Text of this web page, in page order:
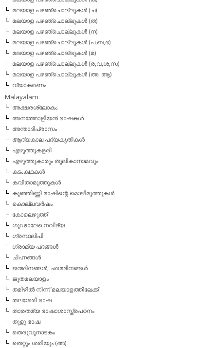
മലയാള പഴഞ്ചൊല്ലുകള്‍ (ച)
മലയാള പഴഞ്ചൊല്ലുകള്‍ (ത)
മലയാള പഴഞ്ചൊല്ലുകള്‍ (ന)
മലയാള പഴഞ്ചൊല്ലുകള്‍ (പ,ബ,ഭ)
മലയാള പഴഞ്ചൊല്ലുകള്‍ (മ)
മലയാള പഴഞ്ചൊല്ലുകള്‍ (ര,വ,ശ,സ)
മലയാള പഴഞ്ചൊല്ലുകൾ (അ, ആ)
വ്യാകരണം
Malayalam
അക്ഷരശ്ലോകം
അനത്തോളിയന്‍ ഭാഷകള്‍
അന്താദിപ്രാസം
ആദ്യകാല പദ്യകൃതികള്‍
എഴുത്തുകളരി
എഴുത്തുകാരും തൂലികാനാമവും
കടംകഥകള്‍
കവിതാമുത്തുകള്‍
കുഞ്ഞിണ്ണി മാഷിന്റെ മൊഴിമുത്തുകള്‍
കൊല്ലവര്‍ഷം
കോലെഴുത്ത്
ഗൂഢാലേഖനവിദ്യ
ഗ്രന്ഥലിപി
ഗ്രാമ്യ പദങ്ങള്‍
ചിഹ്നങ്ങള്‍
ജന്മദിനങ്ങള്‍, ചരമദിനങ്ങള്‍
ജൂതമലയാളം
തമിഴില്‍ നിന്ന് മലയാളത്തിലേക്ക്
തലശേരി ഭാഷ
താരതമ്യ ഭാഷാശാസ്ത്രപഠനം
തുളു ഭാഷ
തെരുവുനാടകം
തെറ്റും ശരിയും (അ)